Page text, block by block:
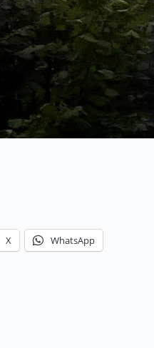
X WhatsApp